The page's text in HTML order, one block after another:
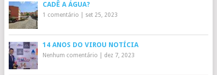
CADÊ A ÁGUA?
1 comentário set 25, 2023
14 ANOS DO VIROU NOTÍCIA
Nenhum comentário dez 7, 2023